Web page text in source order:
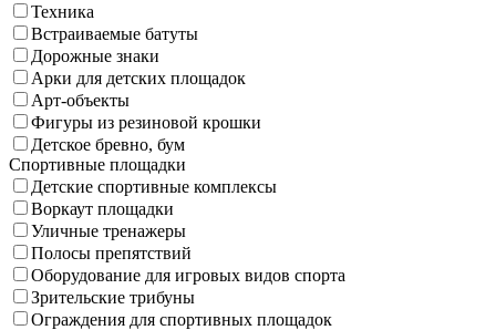
Техника
Встраиваемые батуты
Дорожные знаки
Арки для детских площадок
Арт-объекты
Фигуры из резиновой крошки
Детское бревно, бум
Спортивные площадки
Детские спортивные комплексы
Воркаут площадки
Уличные тренажеры
Полосы препятствий
Оборудование для игровых видов спорта
Зрительские трибуны
Ограждения для спортивных площадок